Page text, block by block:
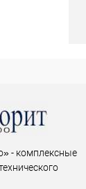
- комплексные